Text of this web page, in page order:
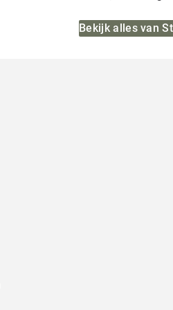
Bekijk alles van